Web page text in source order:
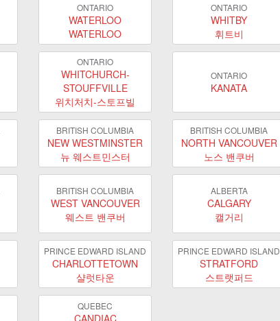
ONTARIO
WATERLOO
WATERLOO
ONTARIO
WHITBY
휘트비
ONTARIO
WHITCHURCH-
STOUFFVILLE
위치처치-스토프빌
ONTARIO
KANATA
BRITISH COLUMBIA
NEW WESTMINSTER
뉴 웨스트민스터
BRITISH COLUMBIA
NORTH VANCOUVER
노스 밴쿠버
BRITISH COLUMBIA
WEST VANCOUVER
웨스트 밴쿠버
ALBERTA
CALGARY
캘거리
PRINCE EDWARD ISLAND
CHARLOTTETOWN
샬럿타운
PRINCE EDWARD ISLAND
STRATFORD
스트랫퍼드
QUEBEC
CANDIAC